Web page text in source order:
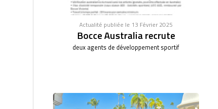
Actualité publiée le 13 Février 2025
Bocce Australia recrute
deux agents de développement sportif